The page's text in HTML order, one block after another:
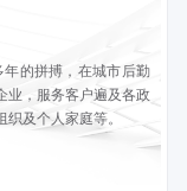
供交易平台、金融科
多方共赢生态圈。
的拼搏，在城市后勤
业，服务客户遍及各政
及个人家庭等。